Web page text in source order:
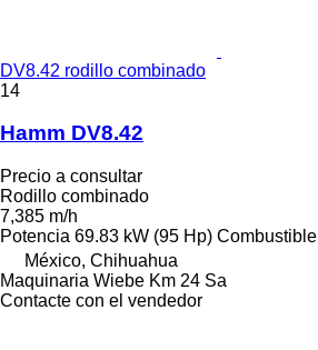
DV8.42 rodillo combinado
14
Hamm DV8.42
Precio a consultar
Rodillo combinado
7,385 m/h
Potencia 69.83 kW (95 Hp) Combustible
México, Chihuahua
Maquinaria Wiebe Km 24 Sa
Contacte con el vendedor